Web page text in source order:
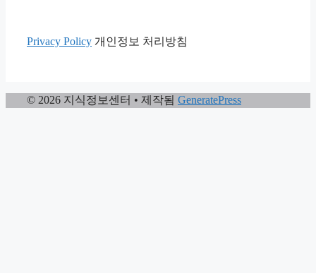
Privacy Policy 개인정보 처리방침
© 2026 지식정보센터 • 제작됨 GeneratePress